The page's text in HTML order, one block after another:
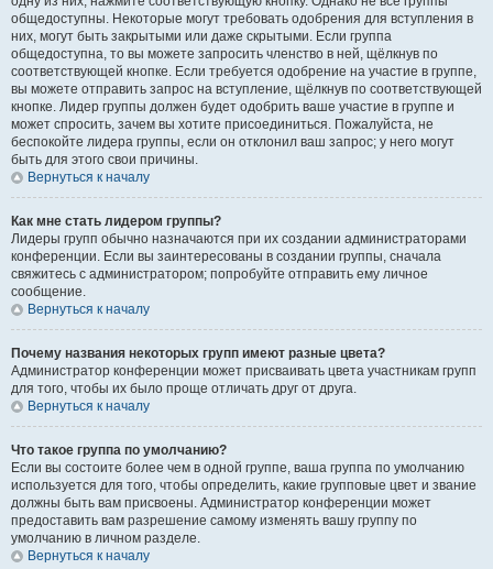
общедоступны. Некоторые могут требовать одобрения для вступления в
них, могут быть закрытыми или даже скрытыми. Если группа
общедоступна, то вы можете запросить членство в ней, щёлкнув по
соответствующей кнопке. Если требуется одобрение на участие в группе,
вы можете отправить запрос на вступление, щёлкнув по соответствующей
кнопке. Лидер группы должен будет одобрить ваше участие в группе и
может спросить, зачем вы хотите присоединиться. Пожалуйста, не
беспокойте лидера группы, если он отклонил ваш запрос; у него могут
быть для этого свои причины.
Вернуться к началу
Как мне стать лидером группы?
Лидеры групп обычно назначаются при их создании администраторами
конференции. Если вы заинтересованы в создании группы, сначала
свяжитесь с администратором; попробуйте отправить ему личное
сообщение.
Вернуться к началу
Почему названия некоторых групп имеют разные цвета?
Администратор конференции может присваивать цвета участникам групп
для того, чтобы их было проще отличать друг от друга.
Вернуться к началу
Что такое группа по умолчанию?
Если вы состоите более чем в одной группе, ваша группа по умолчанию
используется для того, чтобы определить, какие групповые цвет и звание
должны быть вам присвоены. Администратор конференции может
предоставить вам разрешение самому изменять вашу группу по
умолчанию в личном разделе.
Вернуться к началу